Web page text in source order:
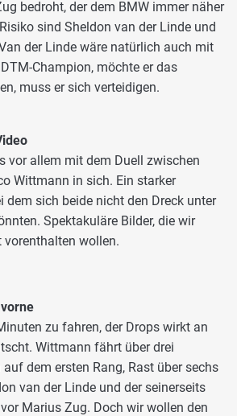
bedroht, der dem BMW immer näher
sind Sheldon van der Linde und
der Linde wäre natürlich auch mit
Champion, möchte er das
muss er sich verteidigen.
vor allem mit dem Duell zwischen
Wittmann in sich. Ein starker
dem sich beide nicht den Dreck unter
Spektakuläre Bilder, die wir
wollen.
zu fahren, der Drops wirkt an
Wittmann fährt über drei
dem ersten Rang, Rast über sechs
van der Linde und der seinerseits
Marius Zug. Doch wir wollen den